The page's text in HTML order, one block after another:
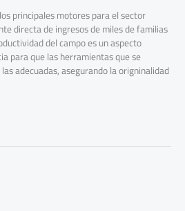
principales motores para el sector
directa de ingresos de miles de familias
del campo es un aspecto
para que las herramientas que se
adecuadas, asegurando la origninalidad